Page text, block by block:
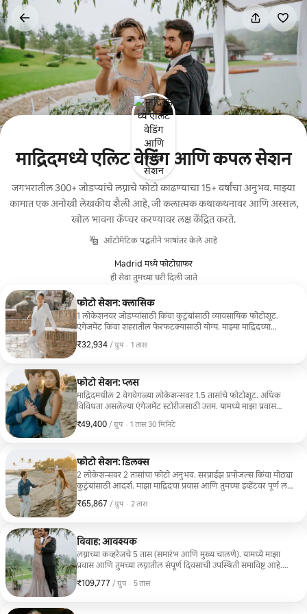
कंटेंटवर
जा
माद्रिदमध्ये एलिट वेडिंग आणि कपल सेशन
जगभरातील 300+ जोडप्यांचे लग्नाचे फोटो काढण्याचा 15+ वर्षांचा अनुभव. माझ्या
कामात एक अनोखी लेखकीय शैली आहे, जी कलात्मक कथाकथनावर आणि अस्सल,
खोल भावना कॅप्चर करण्यावर लक्ष केंद्रित करते.
ऑटोमॅटिक पद्धतीने भाषांतर केले आहे
Madrid मध्ये फोटोग्राफर
ही सेवा तुमच्या घरी दिली जाते
फोटो सेशन: क्लासिक
1 लोकेशनवर जोडप्यांसाठी किंवा कुटुंबांसाठी व्यावसायिक फोटोशूट.
एंगेजमेंट किंवा शहरातील फेरफटक्यासाठी योग्य. माझ्या माद्रिदच्या
संपादित फोटो मिळतील. व्यावसायिक रंग आणि प्रकाश सुधारणा समाविष्ट
₹32,934 / ग्रुप
₹32,934, प्रति ग्रुप
, · 1 तास
फोटो सेशन: प्लस
माद्रिदमधील 2 वेगवेगळ्या लोकेशन्सवर 1.5 तासांचे फोटोशूट. अधिक
विविधता असलेल्या एंगेजमेंट स्टोरीजसाठी उत्तम. यामध्ये माझा प्रवास
लिंकद्वारे 110+ संपादित उच्च-रिझोल्यूशन फोटो मिळतील. टीप: लोकेशन
₹49,400 / ग्रुप
₹49,400, प्रति ग्रुप
, · 1 तास 30 मिनिटे
फोटो सेशन: डिलक्स
2 लोकेशन्सवर 2 तासांचा फोटो अनुभव. सरप्राईझ प्रपोजल्स किंवा मोठ्या
कुटुंबांसाठी आदर्श. माझा माद्रिदचा प्रवास आणि तुमच्या इव्हेंटवर पूर्ण लक्ष
गुणवत्तेचे संपादित फोटो मिळतील. टीप: लोकेशन्ससाठी प्रवेश शुल्क
₹65,867 / ग्रुप
₹65,867, प्रति ग्रुप
, · 2 तास
विवाह: आवश्यक
लग्नाच्या कव्हरेजचे 5 तास (समारंभ आणि मुख्य चालणे). यामध्ये माझा
प्रवास आणि तुमच्या लग्नातील संपूर्ण दिवसाची उपस्थिती समाविष्ट आहे.
फोटो मिळतील. नैसर्गिक एडिटिंग शैली. टीप: व्हेन्यू परमिट्स समाविष्ट
₹109,777 / ग्रुप
₹109,777, प्रति ग्रुप
, · 5 तास